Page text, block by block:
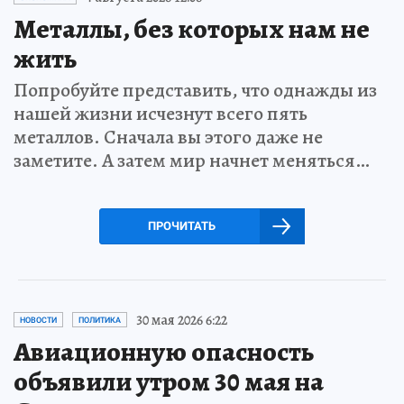
Металлы, без которых нам не
жить
Попробуйте представить, что однажды из
нашей жизни исчезнут всего пять
металлов. Сначала вы этого даже не
заметите. А затем мир начнет меняться…
ПРОЧИТАТЬ
НОВОСТИ ПОЛИТИКА 30 мая 2026 6:22
Авиационную опасность
объявили утром 30 мая на